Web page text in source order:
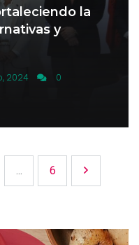
la
y
2024
0
... 6